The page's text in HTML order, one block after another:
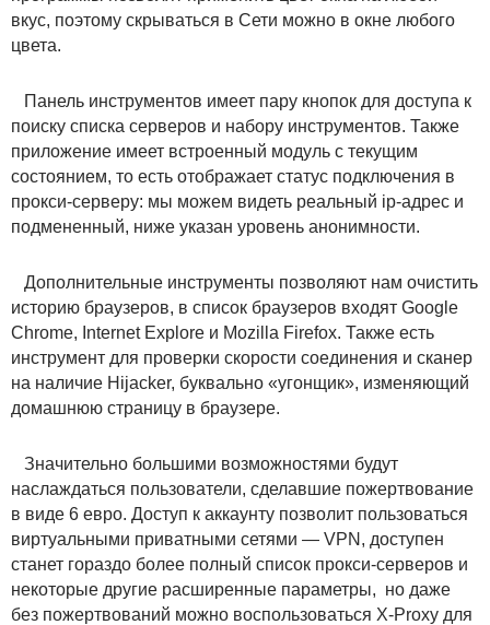
вкус, поэтому скрываться в Сети можно в окне любого
цвета.
Панель инструментов имеет пару кнопок для доступа к
поиску списка серверов и набору инструментов. Также
приложение имеет встроенный модуль с текущим
состоянием, то есть отображает статус подключения в
прокси-серверу: мы можем видеть реальный ip-адрес и
подмененный, ниже указан уровень анонимности.
Дополнительные инструменты позволяют нам очистить
историю браузеров, в список браузеров входят Google
Chrome, Internet Explore и Mozilla Firefox. Также есть
инструмент для проверки скорости соединения и сканер
на наличие Hijacker, буквально «угонщик», изменяющий
домашнюю страницу в браузере.
Значительно большими возможностями будут
наслаждаться пользователи, сделавшие пожертвование
в виде 6 евро. Доступ к аккаунту позволит пользоваться
виртуальными приватными сетями — VPN, доступен
станет гораздо более полный список прокси-серверов и
некоторые другие расширенные параметры, но даже
без пожертвований можно воспользоваться X-Proxy для